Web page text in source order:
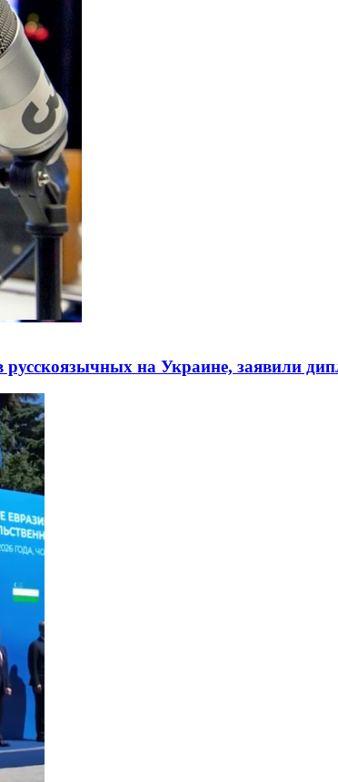
на Украине, заявили